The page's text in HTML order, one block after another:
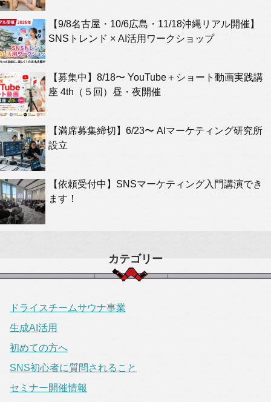
【9/8名古屋・10/6広島・11/18沖縄リアル開催】
SNSトレンド × AI活用ワークショップ
【募集中】8/18〜 YouTube＋ショート動画実践講
座 4th（５回）昼・夜開催
【満席募集締切】6/23〜 AIマーケティング研究所
設立
【依頼受付中】SNSマーケティング入門講演でき
ます！
カテゴリー
ドライスチームサウナ事業
生成AI活用
初めての方へ
SNS初心者に質問されること
セミナー開催情報